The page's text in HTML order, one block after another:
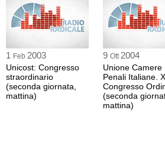
1 Feb 2003
Unicost: Congresso
straordinario
(seconda giornata,
mattina)
9 Ott 2004
Unione Camere
Penali Italiane. X
Congresso
(seconda
mattina)